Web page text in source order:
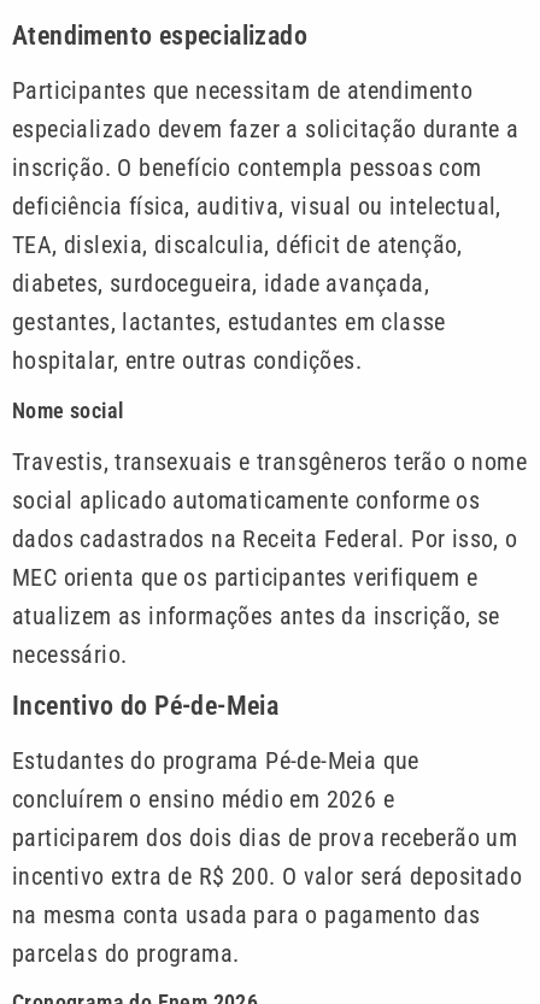
Atendimento especializado
Participantes que necessitam de atendimento
especializado devem fazer a solicitação durante a
inscrição. O benefício contempla pessoas com
deficiência física, auditiva, visual ou intelectual,
TEA, dislexia, discalculia, déficit de atenção,
diabetes, surdocegueira, idade avançada,
gestantes, lactantes, estudantes em classe
hospitalar, entre outras condições.
Nome social
Travestis, transexuais e transgêneros terão o nome
social aplicado automaticamente conforme os
dados cadastrados na Receita Federal. Por isso, o
MEC orienta que os participantes verifiquem e
atualizem as informações antes da inscrição, se
necessário.
Incentivo do Pé-de-Meia
Estudantes do programa Pé-de-Meia que
concluírem o ensino médio em 2026 e
participarem dos dois dias de prova receberão um
incentivo extra de R$ 200. O valor será depositado
na mesma conta usada para o pagamento das
parcelas do programa.